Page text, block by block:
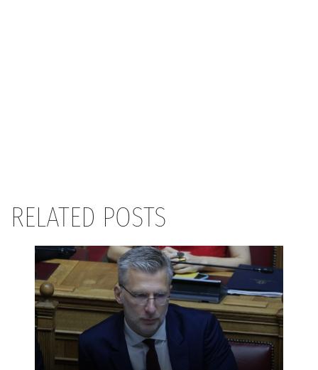
RELATED POSTS